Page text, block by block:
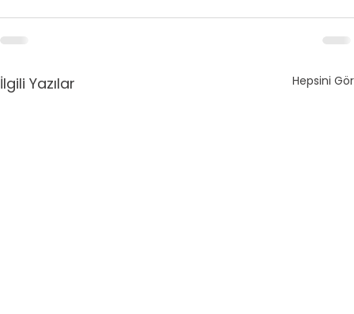
İlgili Yazılar Hepsini Gör